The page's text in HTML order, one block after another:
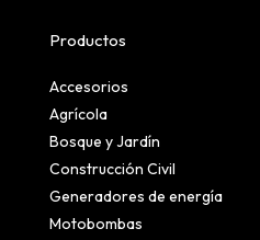
Productos
Accesorios
Agrícola
Bosque y Jardín
Construcción Civil
Generadores de energía
Motobombas